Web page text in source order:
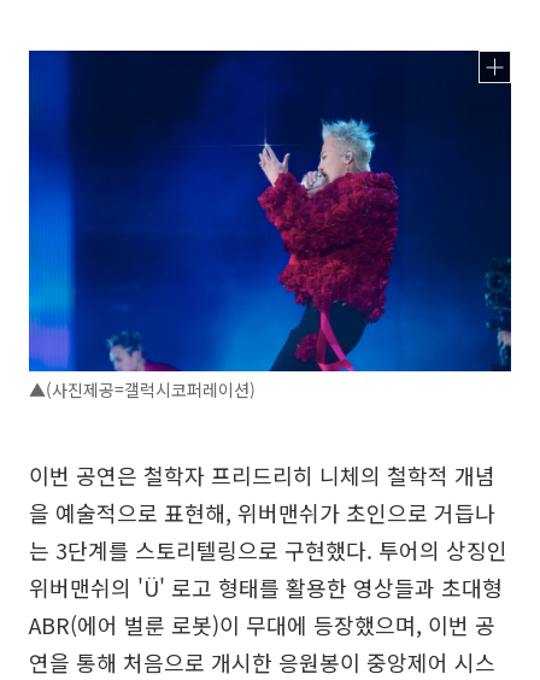
▲(사진제공=갤럭시코퍼레이션)
이번 공연은 철학자 프리드리히 니체의 철학적 개념
을 예술적으로 표현해, 위버맨쉬가 초인으로 거듭나
는 3단계를 스토리텔링으로 구현했다. 투어의 상징인
위버맨쉬의 'Ü' 로고 형태를 활용한 영상들과 초대형
ABR(에어 벌룬 로봇)이 무대에 등장했으며, 이번 공
연을 통해 처음으로 개시한 응원봉이 중앙제어 시스